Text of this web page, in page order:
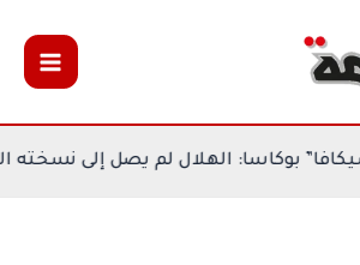
المشاركة في “سيكافا” بوكاسا: